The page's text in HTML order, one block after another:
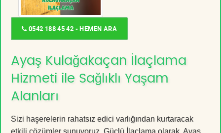
0542 188 45 42 - HEMEN ARA
Ayaş Kulağakaçan İlaçlama
Hizmeti ile Sağlıklı Yaşam
Alanları
Sizi haşerelerin rahatsız edici varlığından kurtaracak
etkili çözümler sunuyoruz. Güçlü İlaçlama olarak, Ayaş